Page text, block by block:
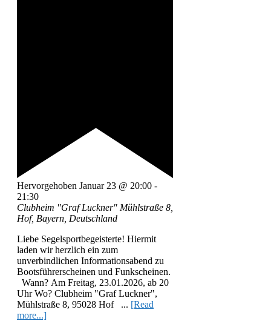
Hervorgehoben Januar 23 @ 20:00 -
21:30
Clubheim "Graf Luckner" Mühlstraße 8,
Hof, Bayern, Deutschland
Liebe Segelsportbegeisterte! Hiermit
laden wir herzlich ein zum
unverbindlichen Informationsabend zu
Bootsführerscheinen und Funkscheinen.
Wann? Am Freitag, 23.01.2026, ab 20
Uhr Wo? Clubheim "Graf Luckner",
Mühlstraße 8, 95028 Hof ... [Read
more...]